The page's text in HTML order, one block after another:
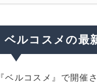
ベルコスメの最
『ベルコスメ』で開催